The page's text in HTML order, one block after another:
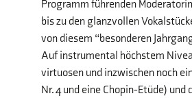
Programm führenden
bis zu den glanzvollen
von diesem “besonderen
Auf instrumental höchstem
virtuosen und inzwischen noch
Nr. 4 und eine Chopin-Etüde)